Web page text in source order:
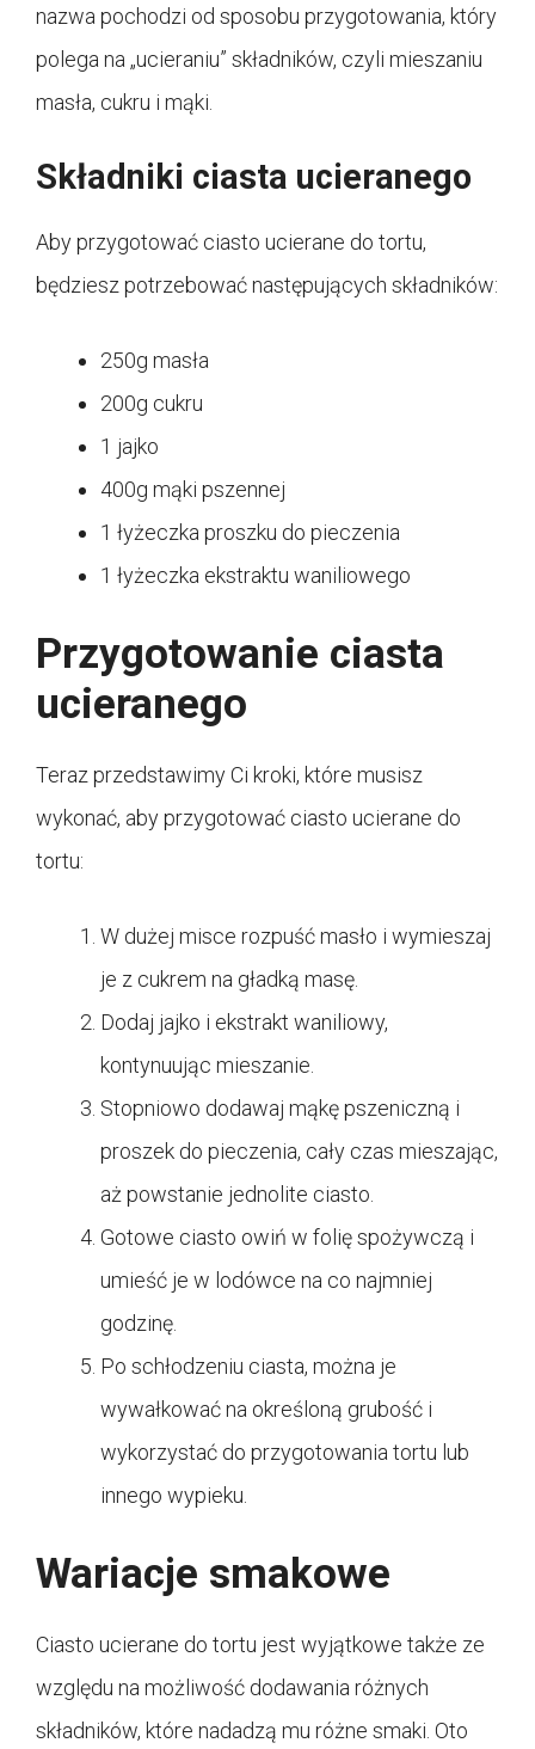
nazwa pochodzi od sposobu przygotowania, który
polega na „ucieraniu” składników, czyli mieszaniu
masła, cukru i mąki.
Składniki ciasta ucieranego
Aby przygotować ciasto ucierane do tortu,
będziesz potrzebować następujących składników:
250g masła
200g cukru
1 jajko
400g mąki pszennej
1 łyżeczka proszku do pieczenia
1 łyżeczka ekstraktu waniliowego
Przygotowanie ciasta
ucieranego
Teraz przedstawimy Ci kroki, które musisz
wykonać, aby przygotować ciasto ucierane do
tortu:
W dużej misce rozpuść masło i wymieszaj
je z cukrem na gładką masę.
Dodaj jajko i ekstrakt waniliowy,
kontynuując mieszanie.
Stopniowo dodawaj mąkę pszeniczną i
proszek do pieczenia, cały czas mieszając,
aż powstanie jednolite ciasto.
Gotowe ciasto owiń w folię spożywczą i
umieść je w lodówce na co najmniej
godzinę.
Po schłodzeniu ciasta, można je
wywałkować na określoną grubość i
wykorzystać do przygotowania tortu lub
innego wypieku.
Wariacje smakowe
Ciasto ucierane do tortu jest wyjątkowe także ze
względu na możliwość dodawania różnych
składników, które nadadzą mu różne smaki. Oto